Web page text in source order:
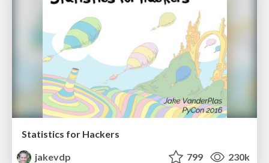
Statistics for Hackers
jakevdp
799 230k